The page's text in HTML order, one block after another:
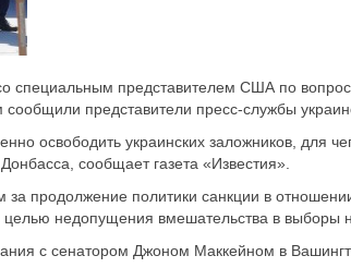
специальным представителем США по
представители пресс-службы
освободить украинских заложников, для
сообщает газета «Известия».
продолжение политики санкции в
недопущения вмешательства в выборы
с сенатором Джоном Маккейном в